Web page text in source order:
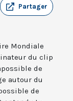
Partager
Mondiale
du clip
de
autour du
de